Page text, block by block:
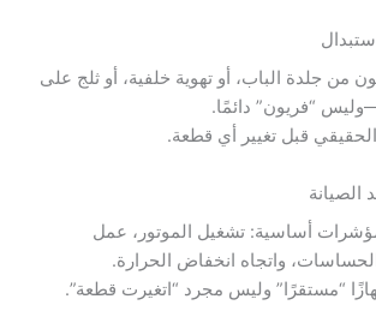
من جلدة الباب، أو تهوية خلفية، أو ثلج على
“فريون” دائمًا.
قبل تغيير أي قطعة.
الصيانة
مؤشرات أساسية: تشغيل الموتور، عمل
واتجاه انخفاض الحرارة.
“مستقرًا” وليس مجرد “اتغيرت قطعة”.